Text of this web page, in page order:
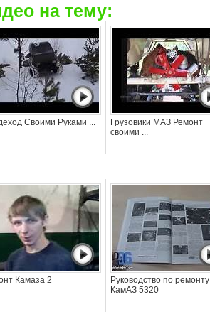
на тему:
Своими Руками ...
Грузовики МАЗ Ремонт
своими ...
Камаза 2
Руководство по ремонту
КамАЗ 5320